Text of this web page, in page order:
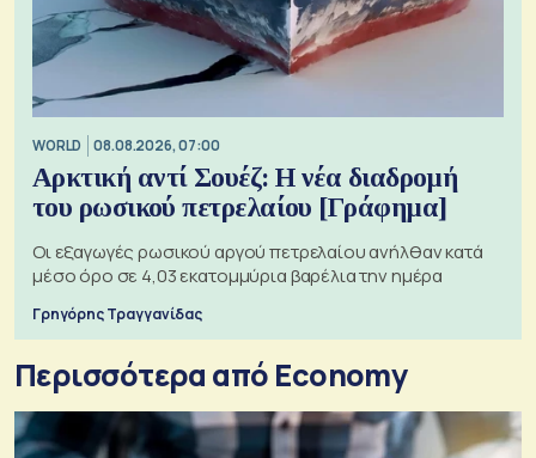
WORLD 08.08.2026, 07:00
Αρκτική αντί Σουέζ: Η νέα διαδρομή
του ρωσικού πετρελαίου [Γράφημα]
Οι εξαγωγές ρωσικού αργού πετρελαίου ανήλθαν κατά
μέσο όρο σε 4,03 εκατομμύρια βαρέλια την ημέρα
Γρηγόρης Τραγγανίδας
Περισσότερα από Economy